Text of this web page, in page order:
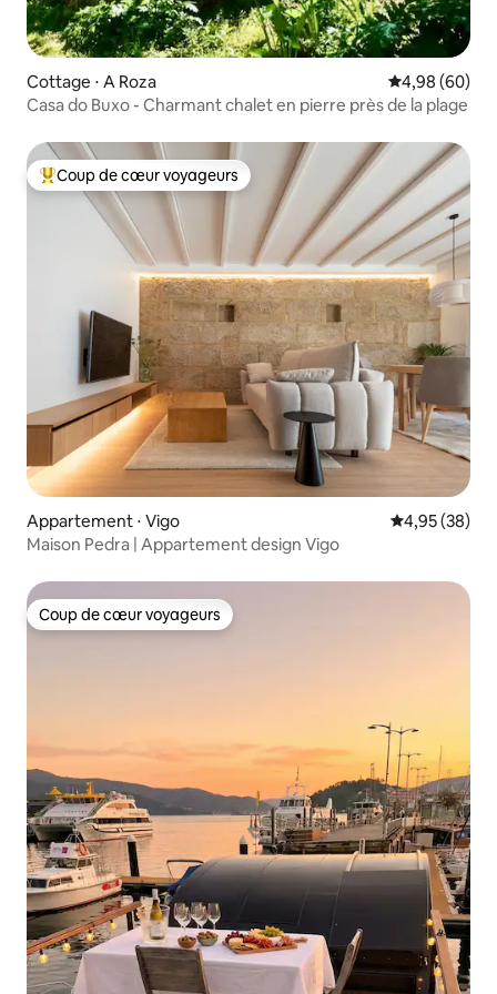
Cottage ⋅ A Roza Évaluation
4,98 (60)
Casa do Buxo - Charmant chalet en pierre près de la plage
Coups de cœur voyageurs les plus appréciés
Coup de cœur voyageurs
Appartement ⋅ Vigo Évaluation
4,95 (38)
Maison Pedra | Appartement design Vigo
Coup de cœur voyageurs
Coup de cœur voyageurs